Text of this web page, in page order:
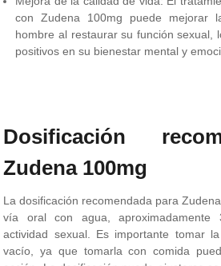
con Zudena 100mg puede mejorar
hombre al restaurar su función sexual,
positivos en su bienestar mental y
Dosificación
Zudena 100mg
La dosificación recomendada para
vía oral con agua,
actividad sexual. Es importante tomar
vacío, ya que tomarla con comida